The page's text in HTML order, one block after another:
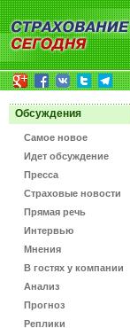
Обсуждения
Самое новое
Идет обсуждение
Пресса
Страховые новости
Прямая речь
Интервью
Мнения
В гостях у компании
Анализ
Прогноз
Реплики